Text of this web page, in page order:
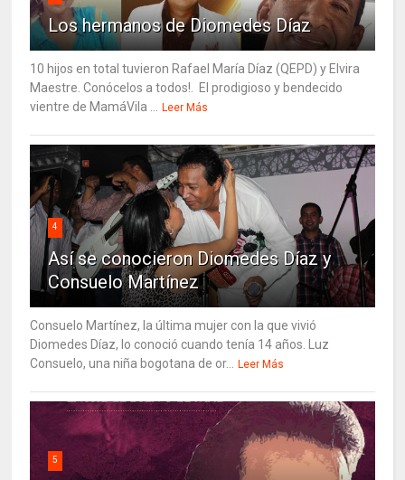
Los hermanos de Diomedes Díaz
10 hijos en total tuvieron Rafael María Díaz (QEPD) y Elvira
Maestre. Conócelos a todos!. El prodigioso y bendecido
vientre de MamáVila ... Leer Más
4
Así se conocieron Diomedes Díaz y
Consuelo Martínez
Consuelo Martínez, la última mujer con la que vivió
Diomedes Díaz, lo conoció cuando tenía 14 años. Luz
Consuelo, una niña bogotana de or... Leer Más
5